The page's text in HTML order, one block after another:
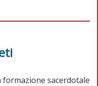
sacerdotale